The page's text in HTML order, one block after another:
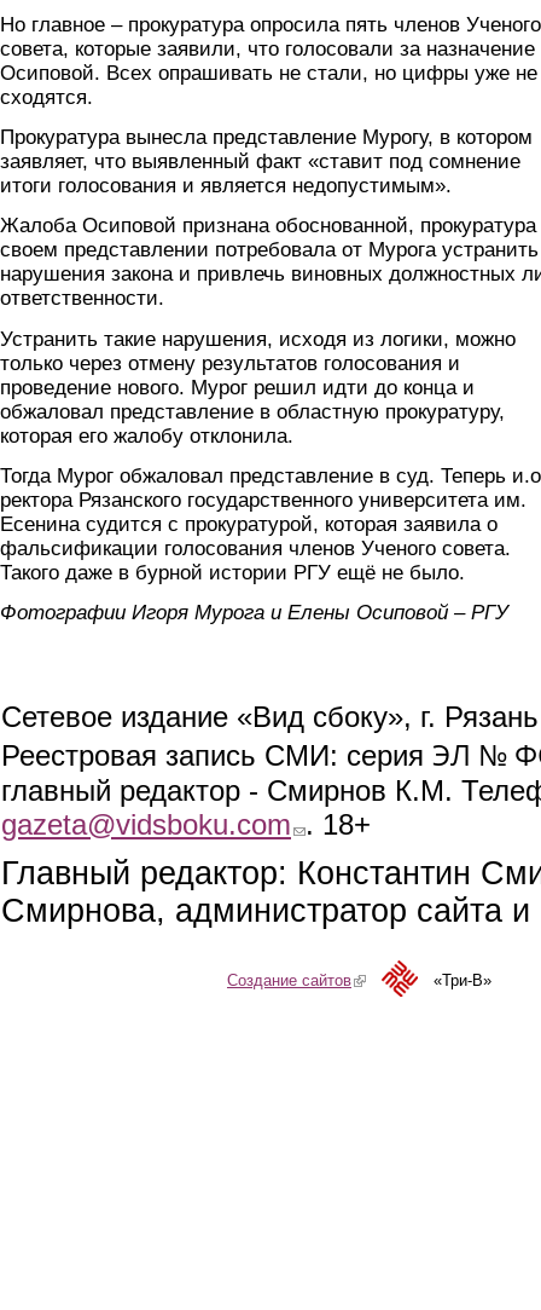
Но главное – прокуратура опросила пять членов Ученого
совета, которые заявили, что голосовали за назначение
Осиповой. Всех опрашивать не стали, но цифры уже не
сходятся.
Прокуратура вынесла представление Мурогу, в котором
заявляет, что выявленный факт «ставит под сомнение
итоги голосования и является недопустимым».
Жалоба Осиповой признана обоснованной, прокуратура
своем представлении потребовала от Мурога устранить
нарушения закона и привлечь виновных должностных
ответственности.
Устранить такие нарушения, исходя из логики, можно
только через отмену результатов голосования и
проведение нового. Мурог решил идти до конца и
обжаловал представление в областную прокуратуру,
которая его жалобу отклонила.
Тогда Мурог обжаловал представление в суд. Теперь
ректора Рязанского государственного университета им.
Есенина судится с прокуратурой, которая заявила о
фальсификации голосования членов Ученого совета.
Такого даже в бурной истории РГУ ещё не было.
Фотографии Игоря Мурога и Елены Осиповой – РГУ
Сетевое издание «Вид сбоку», г.
Реестровая запись СМИ: серия ЭЛ №
главный редактор - Смирнов К.М.
gazeta@vidsboku.com (link sends e-mail)
. 18+
Главный редактор: Константин
Смирнова, администратор сайта
Создание сайтов(link is external)«Три-В»